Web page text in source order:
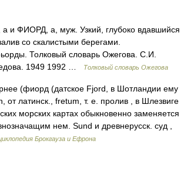
и ФИОРД, а, муж. Узкий, глубоко вдавшийся
со скалистыми берегами.
Толковый словарь Ожегова. С.И.
1949 1992 …
Толковый словарь Ожегова
(фиорд (датское Fjord, в Шотландии ему
от латинск., fretum, т. е. пролив , в Шлезвиге
морских картах обыкновенно заменяется
нем. Sund и древнерусск. суд ,
Брокгауза и Ефрона